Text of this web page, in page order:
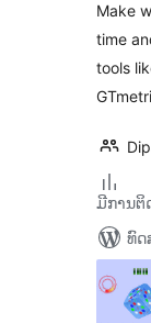
Make
time
tools
ມີການຕິ
ທົດ